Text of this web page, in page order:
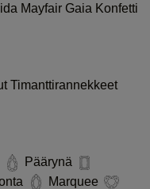
Mayfair Gaia Konfetti
Timanttirannekkeet
Päärynä
Marquee